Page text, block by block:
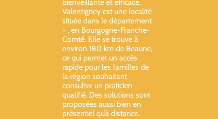
bienveillante et efficace.
Valentigney est une localité
située dans le département
- , en Bourgogne-Franche-
Comté. Elle se trouve à
environ 180 km de Beaune,
ce qui permet un accès
rapide pour les familles de
la région souhaitant
consulter un praticien
qualifié. Des solutions sont
proposées aussi bien en
présentiel qu’à distance.